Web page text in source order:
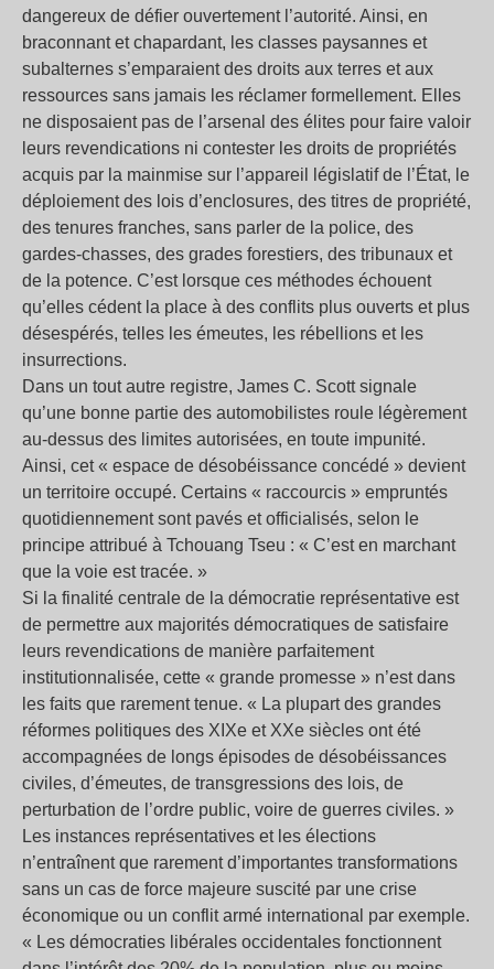
dangereux de défier ouvertement l’autorité. Ainsi, en
braconnant et chapardant, les classes paysannes et
subalternes s’emparaient des droits aux terres et aux
ressources sans jamais les réclamer formellement. Elles
ne disposaient pas de l’arsenal des élites pour faire valoir
leurs revendications ni contester les droits de propriétés
acquis par la mainmise sur l’appareil législatif de l’État, le
déploiement des lois d’enclosures, des titres de propriété,
des tenures franches, sans parler de la police, des
gardes-chasses, des grades forestiers, des tribunaux et
de la potence. C’est lorsque ces méthodes échouent
qu’elles cédent la place à des conflits plus ouverts et plus
désespérés, telles les émeutes, les rébellions et les
insurrections.
Dans un tout autre registre, James C. Scott signale
qu’une bonne partie des automobilistes roule légèrement
au-dessus des limites autorisées, en toute impunité.
Ainsi, cet « espace de désobéissance concédé » devient
un territoire occupé. Certains « raccourcis » empruntés
quotidiennement sont pavés et officialisés, selon le
principe attribué à Tchouang Tseu : « C’est en marchant
que la voie est tracée. »
Si la finalité centrale de la démocratie représentative est
de permettre aux majorités démocratiques de satisfaire
leurs revendications de manière parfaitement
institutionnalisée, cette « grande promesse » n’est dans
les faits que rarement tenue. « La plupart des grandes
réformes politiques des XIXe et XXe siècles ont été
accompagnées de longs épisodes de désobéissances
civiles, d’émeutes, de transgressions des lois, de
perturbation de l’ordre public, voire de guerres civiles. »
Les instances représentatives et les élections
n’entraînent que rarement d’importantes transformations
sans un cas de force majeure suscité par une crise
économique ou un conflit armé international par exemple.
« Les démocraties libérales occidentales fonctionnent